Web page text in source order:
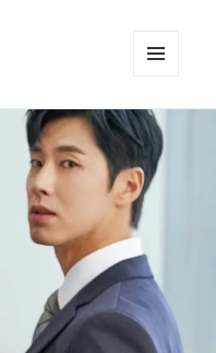
ーとウ
ィジェ
ット